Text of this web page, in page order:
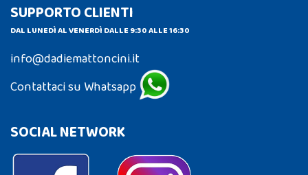
SUPPORTO CLIENTI
DAL LUNEDÌ AL VENERDÌ DALLE 9:30 ALLE 16:30
info@dadiemattoncini.it
Contattaci su Whatsapp
SOCIAL NETWORK